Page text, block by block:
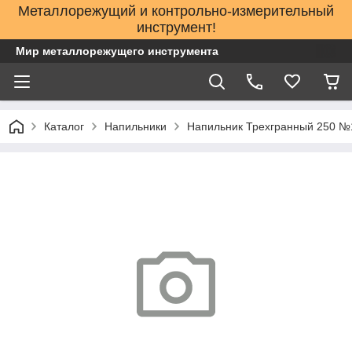
Металлорежущий и контрольно-измерительный
инструмент!
Мир металлорежущего инструмента
Каталог Напильники Напильник Трехгранный 250